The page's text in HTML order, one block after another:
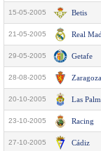
15-05-2005 Betis
21-05-2005 Real
29-05-2005 Getafe
28-08-2005 Zaragoza
20-10-2005 Las
23-10-2005 Racing
27-10-2005 Cádiz